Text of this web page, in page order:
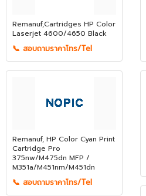
Remanuf,Cartridges HP Color
Laserjet 4600/4650 Black
📞 สอบถามราคาโทร/Tel
Remanuf, HP Color Cyan Print
Cartridge Pro
375nw/M475dn MFP /
M351a/M451nm/M451dn
📞 สอบถามราคาโทร/Tel